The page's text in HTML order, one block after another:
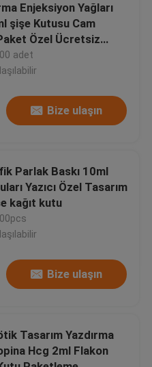
Enjeksiyon Yağları
şişe Kutusu Cam
Özel Ücretsiz
Nakliye
adet
Bize ulaşın
Parlak Baskı 10ml
Yazıcı Özel Tasarım
kağıt kutu
Bize ulaşın
Tasarım Yazdırma
Hcg 2ml Flakon